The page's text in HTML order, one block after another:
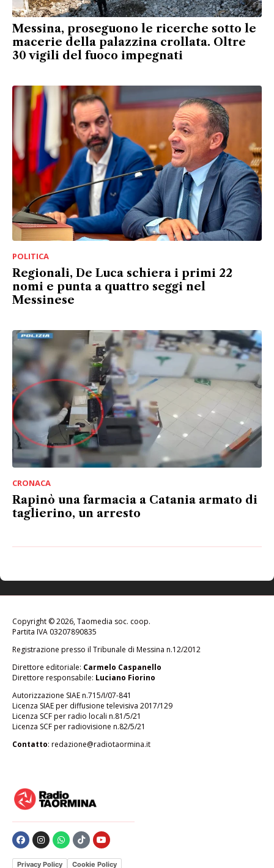
Messina, proseguono le ricerche sotto le
macerie della palazzina crollata. Oltre
30 vigili del fuoco impegnati
POLITICA
Regionali, De Luca schiera i primi 22
nomi e punta a quattro seggi nel
Messinese
CRONACA
Rapinò una farmacia a Catania armato di
taglierino, un arresto
Privacy Policy Cookie Policy
Copyright © 2026, Taomedia soc. coop.
Partita IVA 03207890835
Registrazione presso il Tribunale di Messina n.12/2012
Direttore editoriale: Carmelo Caspanello
Direttore responsabile: Luciano Fiorino
Autorizzazione SIAE n.715/I/07-841
Licenza SIAE per diffusione televisiva 2017/129
Licenza SCF per radio locali n.81/5/21
Licenza SCF per radiovisione n.82/5/21
Contatto: redazione@radiotaormina.it